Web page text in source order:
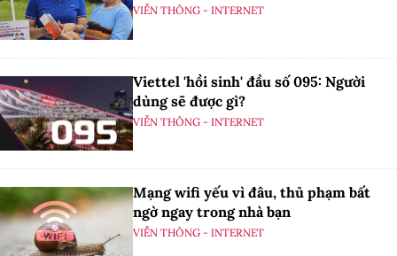
VIỄN THÔNG - INTERNET
Viettel 'hồi sinh' đầu số 095: Người
dùng sẽ được gì?
VIỄN THÔNG - INTERNET
Mạng wifi yếu vì đâu, thủ phạm bất
ngờ ngay trong nhà bạn
VIỄN THÔNG - INTERNET